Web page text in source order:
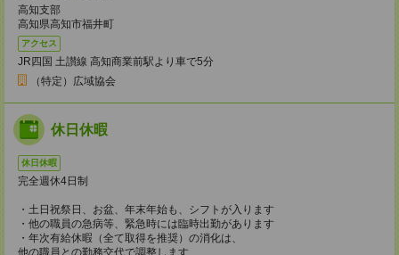
高知支部
高知県高知市福井町
アクセス
JR四国 土讃線 高知商業前駅より車で5分
（特定）広域協会
休日休暇
休日休暇
完全週休4日制
・土日祝祭日、お盆、年末年始も、シフトが入ります
・他の職員の急病等、緊急時には臨時出勤があります
・年次有給休暇（全て取得を推奨）の消化は、
他の職員との勤務交代で調整します